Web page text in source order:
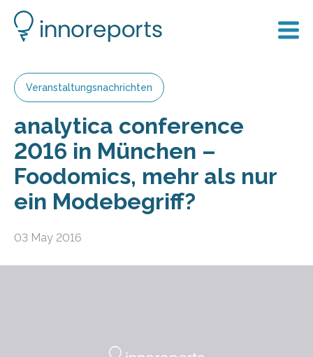
Veranstaltungsnachrichten
analytica conference
2016 in München –
Foodomics, mehr als nur
ein Modebegriff?
03 May 2016